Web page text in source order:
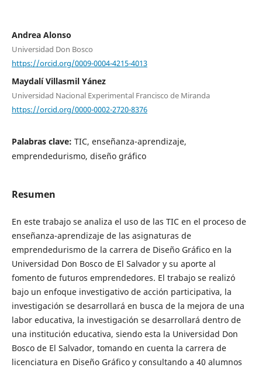
Andrea Alonso
Universidad Don Bosco
https://orcid.org/0009-0004-4215-4013
Maydalí Villasmil Yánez
Universidad Nacional Experimental Francisco de Miranda
https://orcid.org/0000-0002-2720-8376
Palabras clave: TIC, enseñanza-aprendizaje,
emprendedurismo, diseño gráfico
Resumen
En este trabajo se analiza el uso de las TIC en el proceso de
enseñanza-aprendizaje de las asignaturas de
emprendedurismo de la carrera de Diseño Gráfico en la
Universidad Don Bosco de El Salvador y su aporte al
fomento de futuros emprendedores. El trabajo se realizó
bajo un enfoque investigativo de acción participativa, la
investigación se desarrollará en busca de la mejora de una
labor educativa, la investigación se desarrollará dentro de
una institución educativa, siendo esta la Universidad Don
Bosco de El Salvador, tomando en cuenta la carrera de
licenciatura en Diseño Gráfico y consultando a 40 alumnos